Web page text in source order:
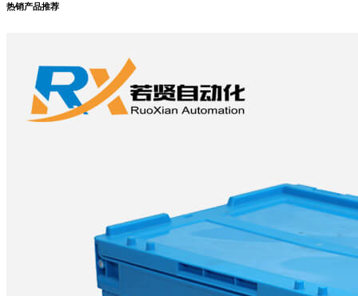
热销产品推荐